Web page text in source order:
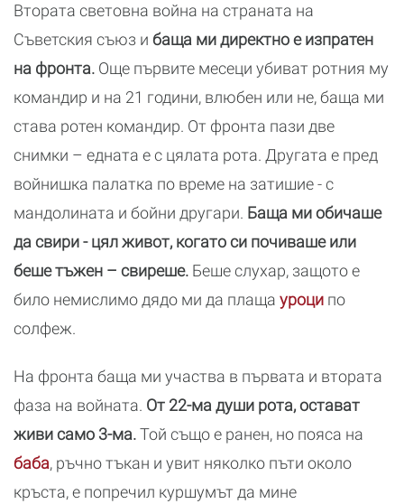
Втората световна война на страната на
Съветския съюз и баща ми директно е изпратен
на фронта. Още първите месеци убиват ротния му
командир и на 21 години, влюбен или не, баща ми
става ротен командир. От фронта пази две
снимки – едната е с цялата рота. Другата е пред
войнишка палатка по време на затишие - с
мандолината и бойни другари. Баща ми обичаше
да свири - цял живот, когато си почиваше или
беше тъжен – свиреше. Беше слухар, защото е
било немислимо дядо ми да плаща уроци по
солфеж.
На фронта баща ми участва в първата и втората
фаза на войната. От 22-ма души рота, остават
живи само 3-ма.Той също е ранен, но пояса на
баба, ръчно тъкан и увит няколко пъти около
кръста, е попречил куршумът да мине